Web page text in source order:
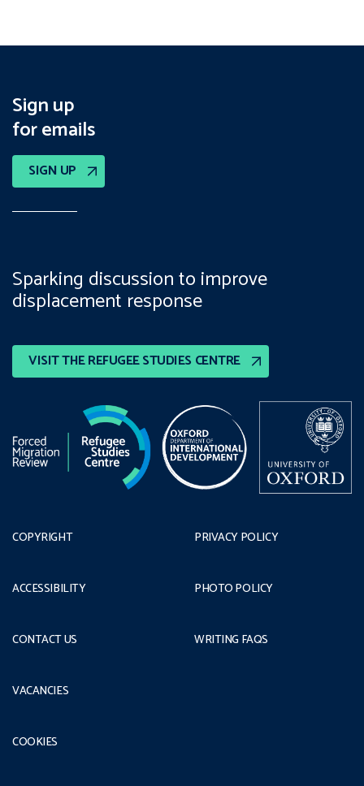
Sign up
for emails
SIGN UP
VISIT THE REFUGEE STUDIES CENTRE
Sparking discussion to improve
displacement response
COPYRIGHT
ACCESSIBILITY
CONTACT US
PRIVACY POLICY
PHOTO POLICY
WRITING FAQS
VACANCIES
COOKIES